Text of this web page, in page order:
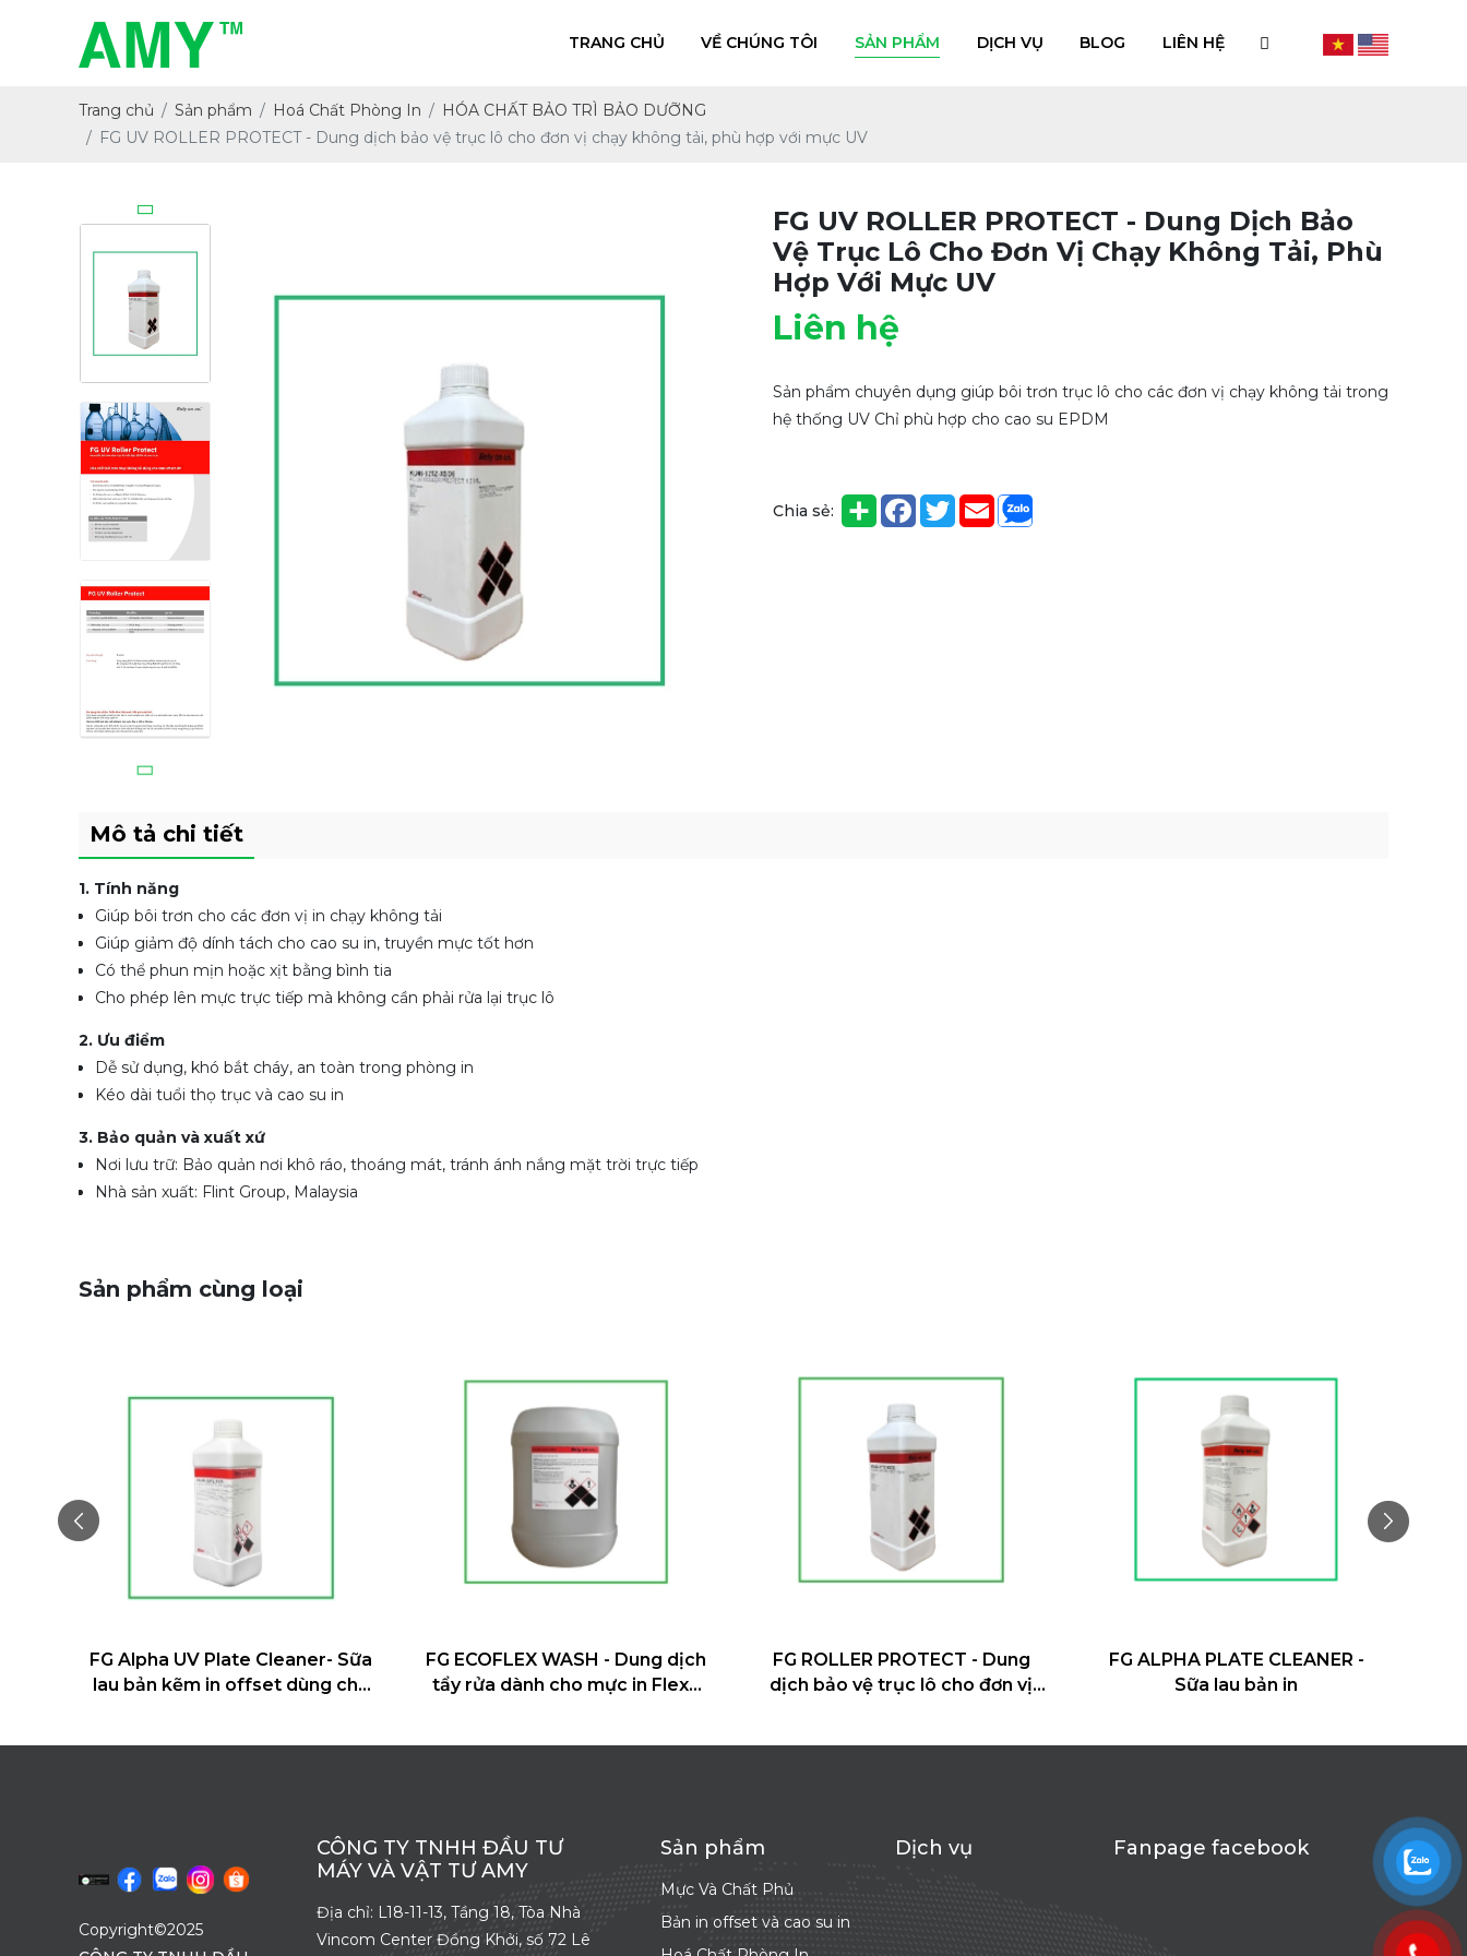
TRANG CHỦ VỀ CHÚNG TÔI SẢN PHẨM DỊCH VỤ BLOG LIÊN HỆ
Trang chủ Sản phẩm Hoá Chất Phòng In
HÓA CHẤT BẢO TRÌ BẢO DƯỠNG
FG UV ROLLER PROTECT - Dung dịch bảo vệ trục lô cho đơn vị chạy không tải, phù hợp với mực UV
FG UV ROLLER PROTECT - Dung Dịch Bảo
Vệ Trục Lô Cho Đơn Vị Chạy Không Tải, Phù
Hợp Với Mực UV
Liên hệ
Sản phẩm chuyên dụng giúp bôi trơn trục lô cho các đơn vị chạy không tải trong
hệ thống UV Chỉ phù hợp cho cao su EPDM
Chia sẻ:
Mô tả chi tiết
1. Tính năng
Giúp bôi trơn cho các đơn vị in chạy không tải
Giúp giảm độ dính tách cho cao su in, truyền mực tốt hơn
Có thể phun mịn hoặc xịt bằng bình tia
Cho phép lên mực trực tiếp mà không cần phải rửa lại trục lô
2. Ưu điểm
Dễ sử dụng, khó bắt cháy, an toàn trong phòng in
Kéo dài tuổi thọ trục và cao su in
3. Bảo quản và xuất xứ
Nơi lưu trữ: Bảo quản nơi khô ráo, thoáng mát, tránh ánh nắng mặt trời trực tiếp
Nhà sản xuất: Flint Group, Malaysia
Sản phẩm cùng loại
Cleaner- Sữa
offset dùng cho
FG ECOFLEX WASH - Dung dịch
tẩy rửa dành cho mực in Flexo
FG ROLLER PROTECT - Dung
dịch bảo vệ trục lô cho đơn vị
FG ALPHA PLATE CLEANER -
Sữa lau bản in
FG RUBBER FIX - Dung
bóng cho tấm cao su và
Copyright©2025
CÔNG TY TNHH ĐẦU TƯ
MÁY VÀ VẬT TƯ AMY
Địa chỉ: L18-11-13, Tầng 18, Tòa Nhà
Vincom Center Đồng Khởi, số 72 Lê
Sản phẩm
Mực Và Chất Phủ
Bản in offset và cao su in
Dịch vụ Fanpage facebook